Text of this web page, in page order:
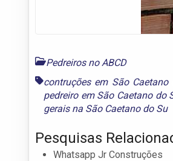
Pedreiros no ABCD
contruções em São Caetano
pedreiro em São Caetano do
gerais na São Caetano do Su
Pesquisas
Whatsapp Jr Construções